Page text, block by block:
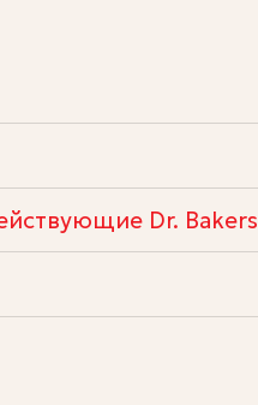
Dr. Bakers